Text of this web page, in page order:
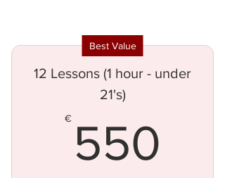
Best Value
12 Lessons (1 hour - under
21's)
€ 550